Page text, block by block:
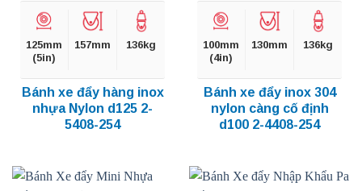
125mm
(5in)
157mm 136kg
Bánh xe đẩy hàng inox
nhựa Nylon d125 2-
5408-254
100mm
(4in)
130mm 136kg
Bánh xe đẩy inox 304
nylon càng cố định
d100 2-4408-254